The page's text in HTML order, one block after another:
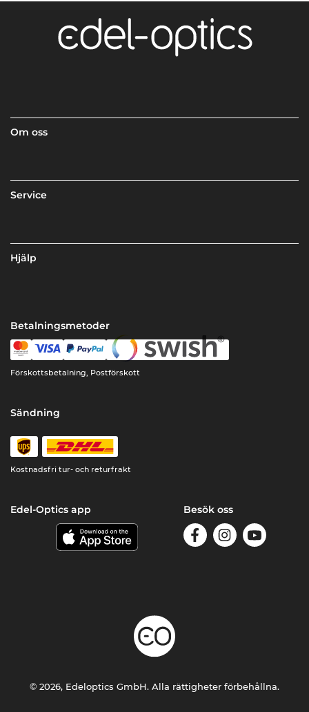
Om oss
Service
Hjälp
Betalningsmetoder
Förskottsbetalning, Postförskott
Sändning
Kostnadsfri tur- och returfrakt
Edel-Optics app Besök oss
© 2026, Edeloptics GmbH. Alla rättigheter förbehållna.